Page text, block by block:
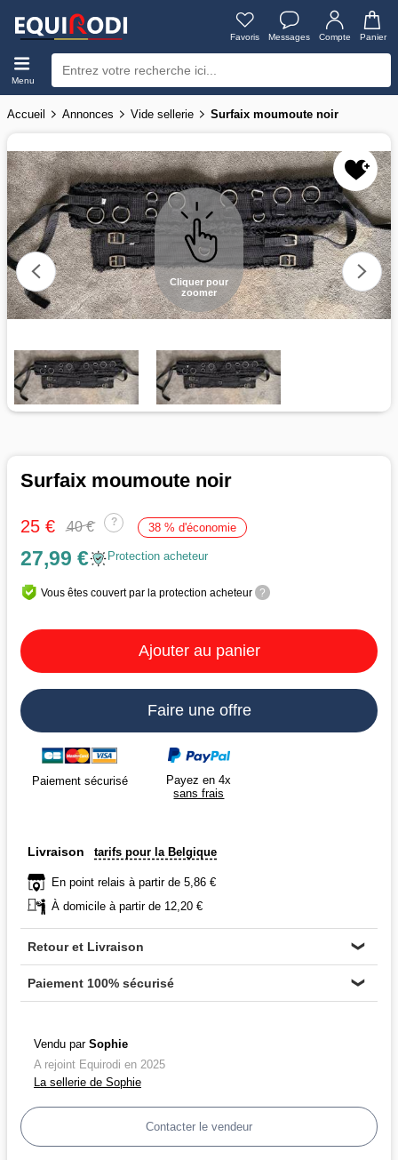
Favoris Messages Compte Panier
Menu
Accueil Annonces Vide sellerie Surfaix moumoute noir
Cliquer pour
zoomer
Surfaix moumoute noir
25 € 40 € ? 38 % d'économie
27,99 € Protection acheteur
Vous êtes couvert par la protection acheteur ?
Ajouter au panier
Faire une offre
Paiement sécurisé
Payez en 4x
sans frais
Livraison tarifs pour la Belgique
En point relais à partir de 5,86 €
À domicile à partir de 12,20 €
Retour et Livraison ❯
Paiement 100% sécurisé ❯
Vendu par Sophie
A rejoint Equirodi en 2025
La sellerie de Sophie
Contacter le vendeur